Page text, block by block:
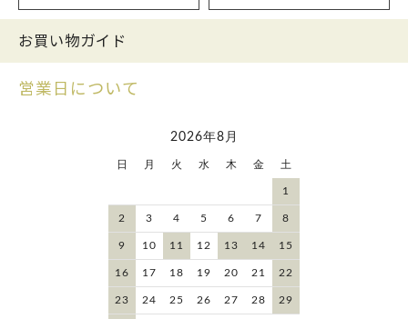
お買い物ガイド
営業日について
2026年8月
日 月 火 水 木 金 土
1
2 3 4 5 6 7 8
9 10 11 12 13 14 15
16 17 18 19 20 21 22
23 24 25 26 27 28 29